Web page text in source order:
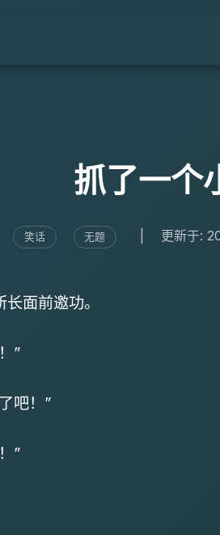
抓了一个
笑话 无题 更新于:
面前邀功。
”
吧！”
”